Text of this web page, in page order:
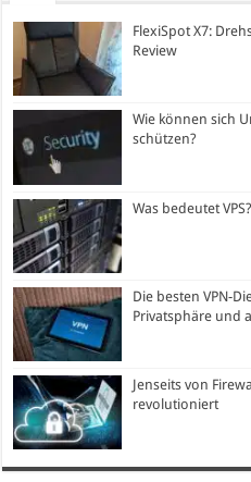
FlexiSpot X7:
Review
Wie können sich
schützen?
Was bedeutet VPS?
Die besten VPN-
Privatsphäre und
Jenseits von
revolutioniert